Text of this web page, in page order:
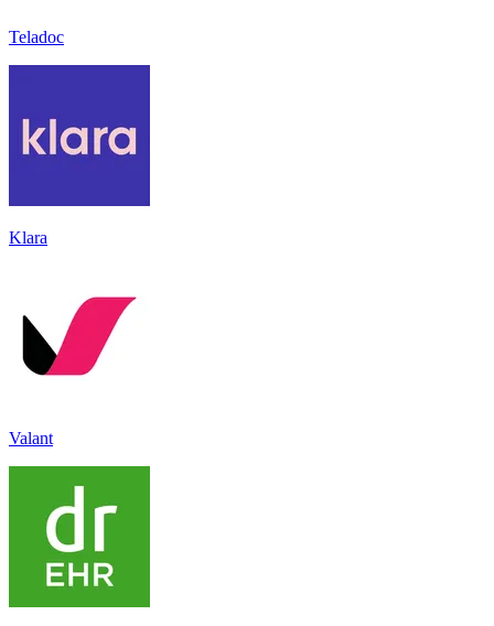
Teladoc
Klara
Valant